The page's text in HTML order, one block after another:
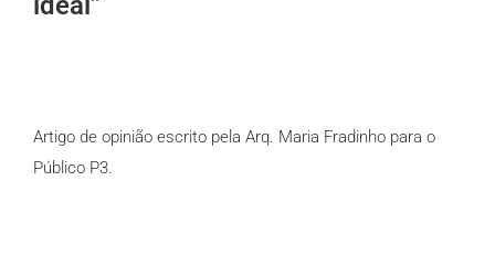
Artigo de opinião escrito pela Arq. Maria Fradinho para o
Público P3.